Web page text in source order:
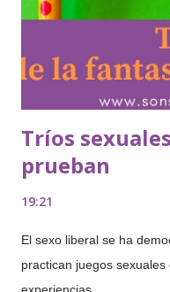
Tríos
prueban
19:21
El sexo liberal se ha
practican juegos
experiencias.